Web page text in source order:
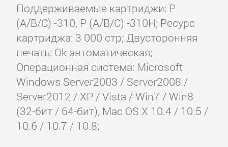
Поддерживаемые картриджи: P
(A/B/C) -310, P (A/B/C) -310H; Ресурс
картриджа: 3 000 стр; Двусторонняя
печать: Ok автоматическая;
Операционная система: Microsoft
Windows Server2003 / Server2008 /
Server2012 / XP / Vista / Win7 / Win8
(32-бит / 64-бит), Mac OS X 10.4 / 10.5 /
10.6 / 10.7 / 10.8;